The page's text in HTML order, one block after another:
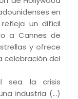
en
un difícil
a Cannes de
y ofrece
celebración del
sea la crisis
industria (...)